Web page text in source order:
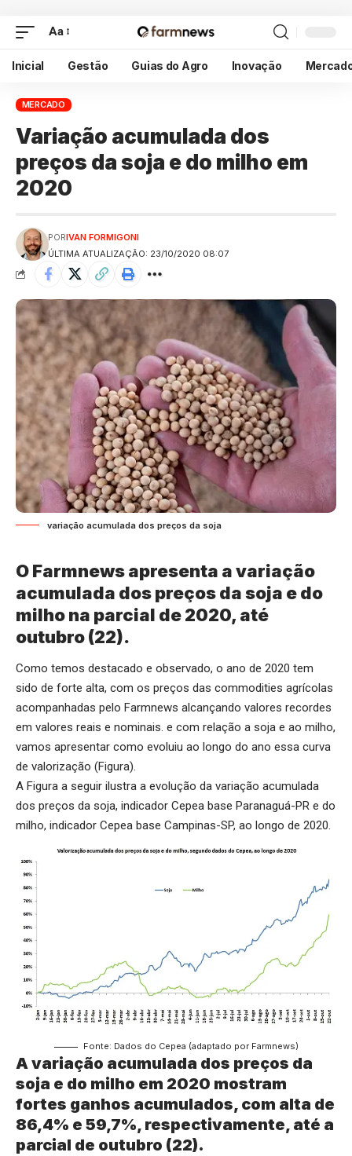
Aa
Inicial Gestão Guias do Agro Inovação
MERCADO
Variação acumulada dos
preços da soja e do milho em
2020
ÚLTIMA ATUALIZAÇÃO: 23/10/2020 08:07
PORIVAN FORMIGONI
variação acumulada dos preços da soja
O Farmnews apresenta a variação
acumulada dos preços da soja e do
milho na parcial de 2020, até
outubro (22).
Como temos destacado e observado, o ano de 2020 tem
sido de forte alta, com os preços das commodities agrícolas
acompanhadas pelo Farmnews alcançando valores recordes
em valores reais e nominais. e com relação a soja e ao milho,
vamos apresentar como evoluiu ao longo do ano essa curva
de valorização (Figura).
A Figura a seguir ilustra a evolução da variação acumulada
dos preços da soja, indicador Cepea base Paranaguá-PR e do
milho, indicador Cepea base Campinas-SP, ao longo de 2020.
Fonte: Dados do Cepea (adaptado por Farmnews)
A variação acumulada dos preços da
soja e do milho em 2020 mostram
fortes ganhos acumulados, com alta de
86,4% e 59,7%, respectivamente, até a
parcial de outubro (22).